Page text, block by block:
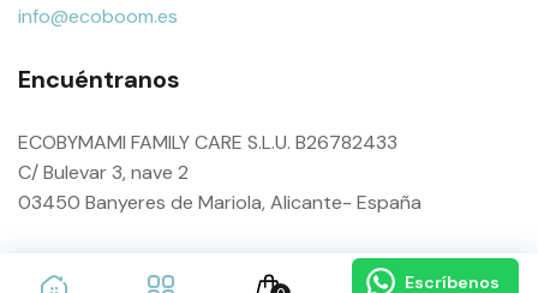
info@ecoboom.es
Encuéntranos
ECOBYMAMI FAMILY CARE S.L.U. B26782433
C/ Bulevar 3, nave 2
03450 Banyeres de Mariola, Alicante- España
Escríbenos